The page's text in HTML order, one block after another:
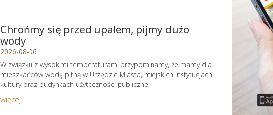
Chrońmy się przed upałem, pijmy dużo
wody
2026-08-06
W związku z wysokimi temperaturami przypominamy, że mamy dla
mieszkańców wodę pitną w Urzędzie Miasta, miejskich instytucjach
kultury oraz budynkach użyteczności publicznej
więcej